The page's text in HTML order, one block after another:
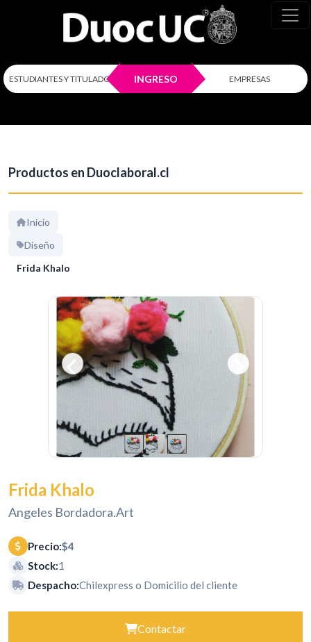
ESTUDIANTES Y TITULADOS INGRESO EMPRESAS
Productos en Duoclaboral.cl
Inicio
Diseño
Frida Khalo
Frida Khalo
Angeles Bordadora.Art
Precio:$4
Stock:1
Despacho:Chilexpress o Domicilio del cliente
Contactar